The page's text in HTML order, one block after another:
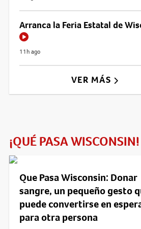
Arranca la Feria Estatal de
11h ago
VER MÁS
¡QUÉ PASA WISCONSIN!
Que Pasa Wisconsin: Donar
sangre, un pequeño gesto
puede convertirse en
para otra persona